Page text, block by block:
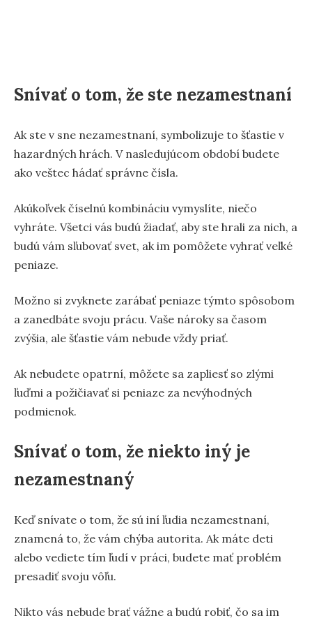
Snívať o tom, že ste nezamestnaní
Ak ste v sne nezamestnaní, symbolizuje to šťastie v
hazardných hrách. V nasledujúcom období budete
ako veštec hádať správne čísla.
Akúkoľvek číselnú kombináciu vymyslíte, niečo
vyhráte. Všetci vás budú žiadať, aby ste hrali za nich, a
budú vám sľubovať svet, ak im pomôžete vyhrať veľké
peniaze.
Možno si zvyknete zarábať peniaze týmto spôsobom
a zanedbáte svoju prácu. Vaše nároky sa časom
zvýšia, ale šťastie vám nebude vždy priať.
Ak nebudete opatrní, môžete sa zapliesť so zlými
ľuďmi a požičiavať si peniaze za nevýhodných
podmienok.
Snívať o tom, že niekto iný je
nezamestnaný
Keď snívate o tom, že sú iní ľudia nezamestnaní,
znamená to, že vám chýba autorita. Ak máte deti
alebo vediete tím ľudí v práci, budete mať problém
presadiť svoju vôľu.
Nikto vás nebude brať vážne a budú robiť, čo sa im